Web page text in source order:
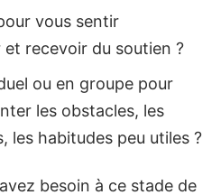
vous sentir
recevoir du soutien ?
ou en groupe pour
les obstacles, les
les habitudes peu utiles ?
besoin à ce stade de